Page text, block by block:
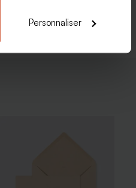
Personnaliser
Faire-part naissance